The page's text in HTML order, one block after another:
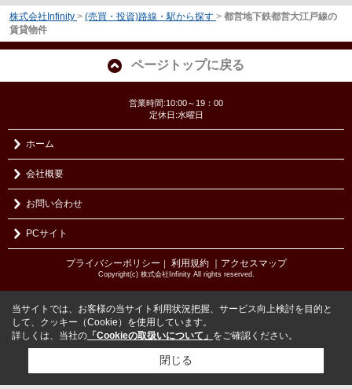
株式会社Infinity > (売買・投資)路線・駅から探す > 都営地下鉄都営大江戸線の
賃貸物件
ページトップに戻る
営業時間:10:00～19：00
定休日:水曜日
ホーム
会社概要
お問い合わせ
PCサイト
プライバシーポリシー ｜ 利用規約 ｜アクセスマップ
Copyright(c) 株式会社Infinity All rights reserved.
当サイトでは、お客様の当サイト利用状況把握、サービス向上検討を目的と
して、クッキー（Cookie）を使用しています。
詳しくは、当社の 「Cookieの取扱いについて」 をご確認ください。
閉じる